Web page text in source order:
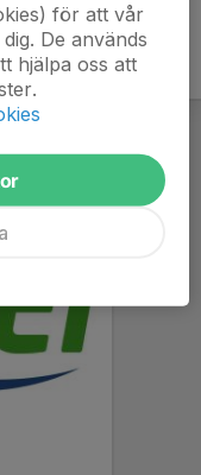
för att vår
De används
hjälpa oss att